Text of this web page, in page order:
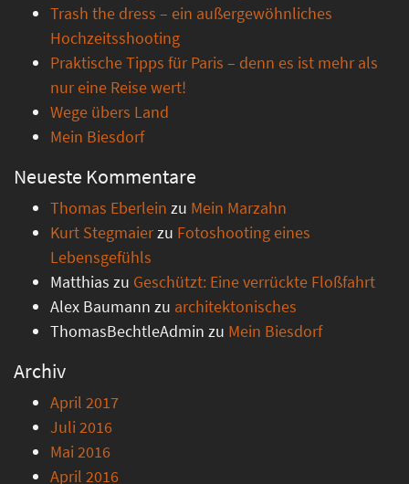
Trash the dress – ein außergewöhnliches
Hochzeitsshooting
Praktische Tipps für Paris – denn es ist mehr als
nur eine Reise wert!
Wege übers Land
Mein Biesdorf
Neueste Kommentare
Thomas Eberlein zu Mein Marzahn
Kurt Stegmaierzu Fotoshooting eines
Lebensgefühls
Matthias zu Geschützt: Eine verrückte Floßfahrt
Alex Baumann zu architektonisches
ThomasBechtleAdmin zu Mein Biesdorf
Archiv
April 2017
Juli 2016
Mai 2016
April 2016